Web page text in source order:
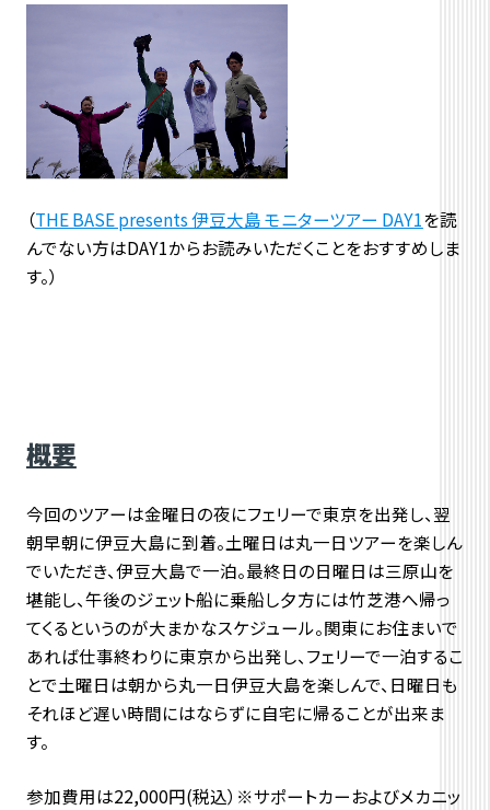
（THE BASE presents 伊豆大島 モニターツアー DAY1を読
んでない方はDAY1からお読みいただくことをおすすめしま
す。）
概要
今回のツアーは金曜日の夜にフェリーで東京を出発し、翌
朝早朝に伊豆大島に到着。土曜日は丸一日ツアーを楽しん
でいただき、伊豆大島で一泊。最終日の日曜日は三原山を
堪能し、午後のジェット船に乗船し夕方には竹芝港へ帰っ
てくるというのが大まかなスケジュール。関東にお住まいで
あれば仕事終わりに東京から出発し、フェリーで一泊するこ
とで土曜日は朝から丸一日伊豆大島を楽しんで、日曜日も
それほど遅い時間にはならずに自宅に帰ることが出来ま
す。
参加費用は22,000円(税込）※サポートカーおよびメカニッ